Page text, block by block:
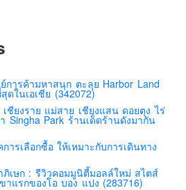
น่า
การค้ามหาสนุก ตะลุย Harbor Land
ดในเอเชีย (342072)
ชียงราย แม่สาย เชียงแสน ดอยตุง ไร่
Singha Park ร้านเด็ดร้านดังมากัน
ารเลือกซื้อ ให้เหมาะกับการเดินทาง
เษก : รีวิวคอมมูนิตี้มอลล์ใหม่ สไตส์
แรกของโอ บอง แปง (283716)